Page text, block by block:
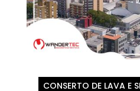
CONSERTO DE LAVA E